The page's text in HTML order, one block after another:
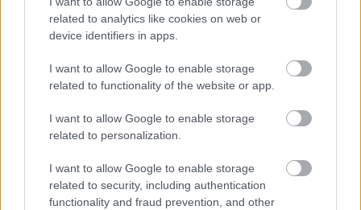
related to analytics like cookies on web or
device identifiers in apps.
I want to allow Google to enable storage
related to functionality of the website or app.
I want to allow Google to enable storage
related to personalization.
I want to allow Google to enable storage
related to security, including authentication
functionality and fraud prevention, and other
Η έγκαιρη προετοιμασία θεωρείται κρίσιμη, καθώς
το ενδιαφέρον παραμένει ιδιαίτερα υψηλό και οι
διαθέσιμες θέσεις είναι περιορισμένες.
ΑΣΕΠ: Πιστοποίηση Αγγλικών σε
μόνο 2 ημέρες στα χέρια σας